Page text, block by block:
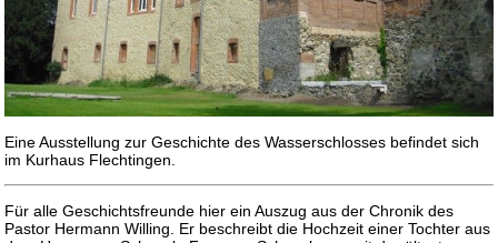
Eine Ausstellung zur Geschichte des Wasserschlosses befindet sich
im Kurhaus Flechtingen.
Für alle Geschichtsfreunde hier ein Auszug aus der Chronik des
Pastor Hermann Willing. Er beschreibt die Hochzeit einer Tochter aus